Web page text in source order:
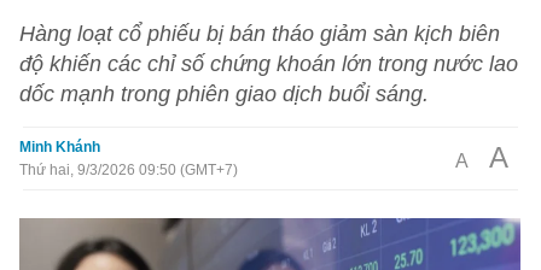
Hàng loạt cổ phiếu bị bán tháo giảm sàn kịch biên
độ khiến các chỉ số chứng khoán lớn trong nước lao
dốc mạnh trong phiên giao dịch buổi sáng.
Minh Khánh
Thứ hai, 9/3/2026 09:50 (GMT+7)
A A